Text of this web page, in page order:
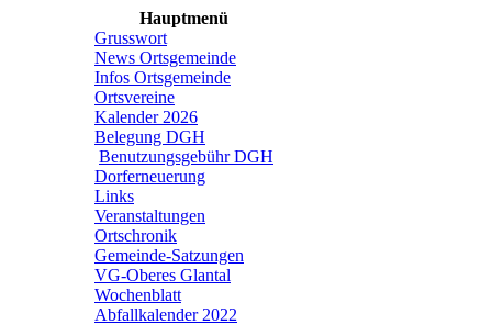
Hauptmenü
Grusswort
News Ortsgemeinde
Infos Ortsgemeinde
Ortsvereine
Kalender 2026
Belegung DGH
Benutzungsgebühr DGH
Dorferneuerung
Links
Veranstaltungen
Ortschronik
Gemeinde-Satzungen
VG-Oberes Glantal
Wochenblatt
Abfallkalender 2022